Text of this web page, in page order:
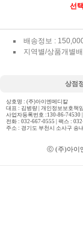
선
배송정보 :
지역별/상품개별
상점
상호명 : (주)아이엔메디칼
대표 : 김병량 | 개인정보보호책
사업자등록번호 :130-86-74530
전화 : 032-667-0555 | 팩스 :
주소 : 경기도 부천시 소사구 송
ⓒ (주)아이